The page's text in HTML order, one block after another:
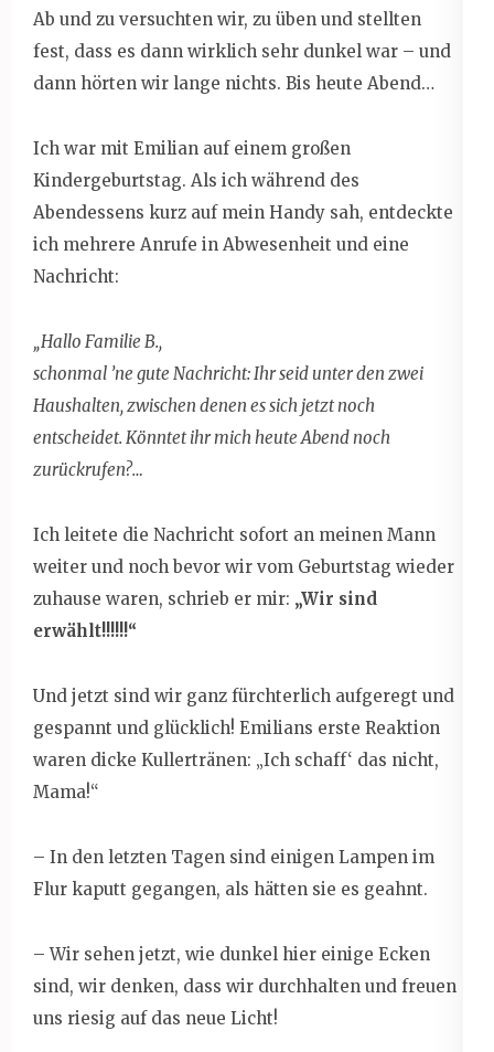
Ab und zu versuchten wir, zu üben und stellten
fest, dass es dann wirklich sehr dunkel war – und
dann hörten wir lange nichts. Bis heute Abend…
Ich war mit Emilian auf einem großen
Kindergeburtstag. Als ich während des
Abendessens kurz auf mein Handy sah, entdeckte
ich mehrere Anrufe in Abwesenheit und eine
Nachricht:
„Hallo Familie B.,
schonmal ’ne gute Nachricht: Ihr seid unter den zwei
Haushalten, zwischen denen es sich jetzt noch
entscheidet. Könntet ihr mich heute Abend noch
zurückrufen?…
Ich leitete die Nachricht sofort an meinen Mann
weiter und noch bevor wir vom Geburtstag wieder
zuhause waren, schrieb er mir: „Wir sind
erwählt!!!!!!“
Und jetzt sind wir ganz fürchterlich aufgeregt und
gespannt und glücklich! Emilians erste Reaktion
waren dicke Kullertränen: „Ich schaff‘ das nicht,
Mama!“
– In den letzten Tagen sind einigen Lampen im
Flur kaputt gegangen, als hätten sie es geahnt.
– Wir sehen jetzt, wie dunkel hier einige Ecken
sind, wir denken, dass wir durchhalten und freuen
uns riesig auf das neue Licht!